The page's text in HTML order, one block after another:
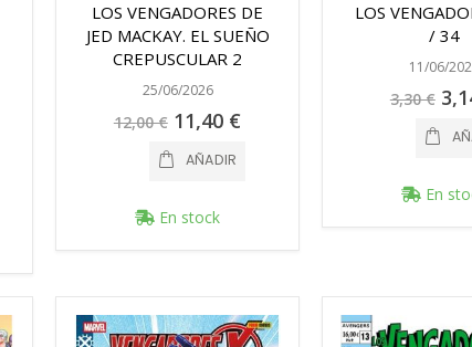
LOS VENGADORES DE
JED MACKAY. EL SUEÑO
CREPUSCULAR 2
25/06/2026
12,00 € Precio
especial
11,40 €
AÑADIR
En stock
LOS
/ 34
11/06/
3,30 €
En